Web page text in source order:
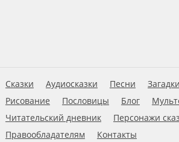
Сказки Аудиосказки Песни Загадки
Рисование
Пословицы Блог
Читательский дневник
Персонажи
Правообладателям
Контакты